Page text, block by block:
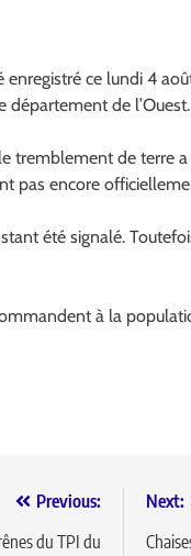
enregistré ce lundi 4
département de l’Ouest.
tremblement de terre
pas encore
été signalé.
à la
Previous:
du TPI du
Next: